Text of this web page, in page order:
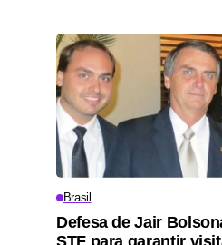
Brasil
Defesa de Jair
STF para garantir